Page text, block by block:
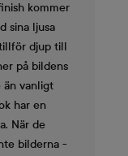
kommer
sina ljusa
djup till
på bildens
än vanligt
har en
När de
bilderna -